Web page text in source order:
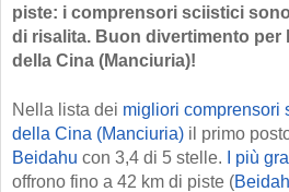
piste: i comprensori sciistici
di risalita. Buon divertimento per
della Cina (Manciuria)!
Nella lista dei migliori comprensori
della Cina (Manciuria) il primo
Beidahu con 3,4 di 5 stelle.
I più
offrono fino a 42 km di piste (